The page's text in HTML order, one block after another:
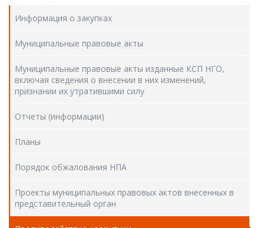
Информация о закупках
Муниципальные правовые акты
Муниципальные правовые акты изданные КСП НГО,
включая сведения о внесении в них изменений,
признании их утратившими силу
Отчеты (информации)
Планы
Порядок обжалования НПА
Проекты муниципальных правовых актов внесенных в
представительный орган